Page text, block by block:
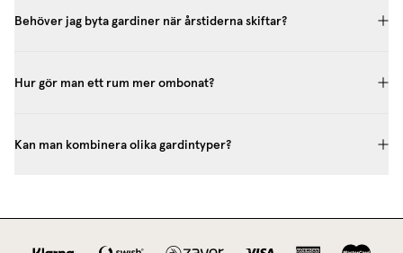
Behöver jag byta gardiner när årstiderna skiftar?
Hur gör man ett rum mer ombonat?
Kan man kombinera olika gardintyper?